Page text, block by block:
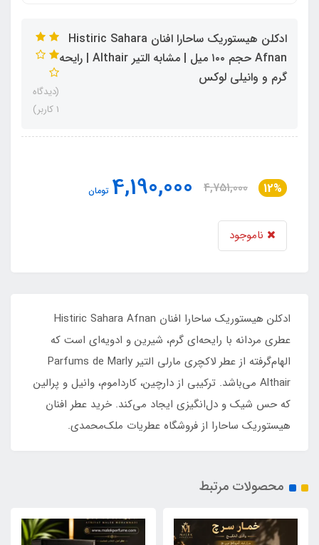
ادکلن هیستوریک ساحارا افنان Histiric Sahara
Afnan حجم ۱۰۰ میل | مشابه التیر Althair | رایحه
گرم و وانیلی لوکس
(دیدگاه
1 کاربر)
12%
4,751,000
4,190,000 تومان
ناموجود
ادکلن هیستوریک ساحارا افنان Histiric Sahara Afnan
عطری مردانه با رایحه‌ای گرم، شیرین و ادویه‌ای است که
الهام‌گرفته از عطر لاکچری مارلی التیر Parfums de Marly
Althair می‌باشد. ترکیبی از دارچین، کارداموم، وانیل و پرالین
که حس شیک و دل‌انگیزی ایجاد می‌کند. خرید عطر افنان
هیستوریک ساحارا از فروشگاه عطریات ملک‌محمدی.
محصولات مرتبط